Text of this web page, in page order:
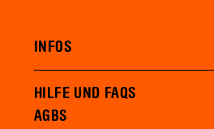
INFOS
HILFE UND FAQS
AGBS